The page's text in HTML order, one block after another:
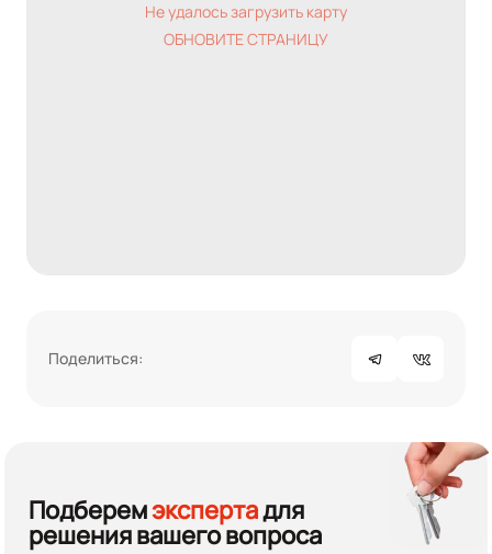
Не удалось загрузить карту
ОБНОВИТЕ СТРАНИЦУ
Поделиться:
Подберемэкспертадля
решения вашего вопроса